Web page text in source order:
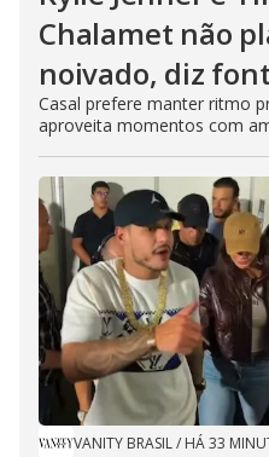
Chalamet não
noivado, diz
Casal prefere manter ritmo
aproveita momentos com
VANITY BRASIL/ HÁ 33